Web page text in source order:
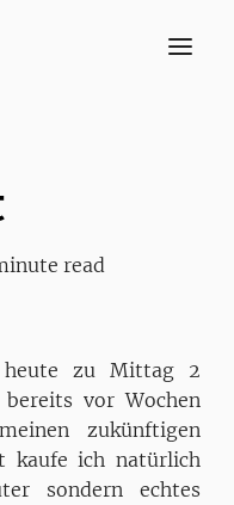
read
heute zu Mittag 2
vor Wochen
zukünftigen
kaufe ich natürlich
sondern echtes